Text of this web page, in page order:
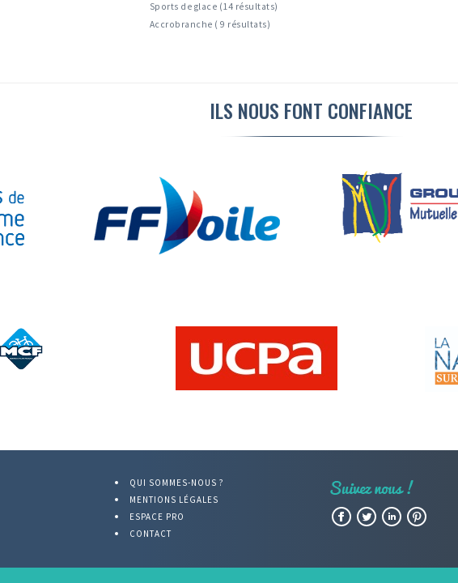
Sports de glace (14 résultats)
Accrobranche ( 9 résultats)
ILS NOUS FONT CONFIANCE
QUI SOMMES-NOUS ?
MENTIONS LÉGALES
ESPACE PRO
CONTACT
Facebook
TwitterLinkedInPinterest